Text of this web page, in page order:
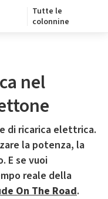
Tutte le
colonnine
nel
di ricarica elettrica.
la potenza, la
E se vuoi
reale della
On The Road.